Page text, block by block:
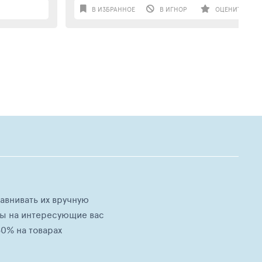
В ИЗБРАННОЕ В ИГНОР ОЦЕНИТЬ
их вручную
на интересующие вас
на товарах